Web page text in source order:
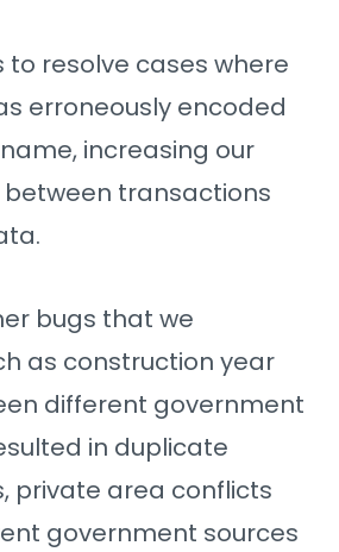
to resolve cases where
erroneously encoded
increasing our
transactions
bugs that we
as construction year
different government
in duplicate
private area conflicts
government sources